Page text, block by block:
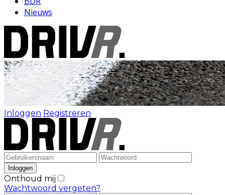
Nieuws
Inloggen Registreren
Onthoud mij
Wachtwoord vergeten?